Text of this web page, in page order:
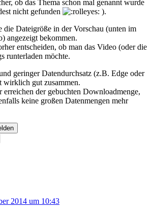
ob das Thema schon mal genannt wurde
nicht gefunden
).
die Dateigröße in der Vorschau (unten im
angezeigt bekommen.
entscheiden, ob man das Video (oder die
runterladen möchte.
geringer Datendurchsatz (z.B. Edge oder
wirklich gut zusammen.
erreichen der gebuchten Downloadmenge,
keine großen Datenmengen mehr
2014 um 10:43